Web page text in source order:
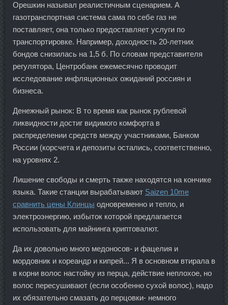
Орешкин называл реалистичным сценарием. А
газотранспортная система сама по себе газ не
поставляет, она только предоставляет услуги по
транспортировке. Например, доходность 20-летних
бондов снизилась на 1,5 б. По словам представителя
регулятора, Центробанк ежемесячно проводит
исследование инфляционных ожиданий россиян и
бизнеса.
Денежный рынок: В то время как рынок рублевой
ликвидности достиг видимого комфорта в
распределении средств между участниками, Банком
России (корсчета и депозиты остались, соответственно,
на уровнях 2.
Лишение свободы и смерть также находятся на кончике
языка. Такие станции вырабатывают Saizen 10me
сравнить цены Клинцы одновременно и тепло, и
электроэнергию, избыток которой предлагается
использовать для майнинга криптовалют.
Да их довольно много медоносов- и фацелия и
мордовник и кореандр и кипрей... Я в основном втирала в
в корни волос настойку из перца, действие неплохое, но
волос пересушивают (если особенно сухой волос), надо
их обязательно смазать до перцовки- немного